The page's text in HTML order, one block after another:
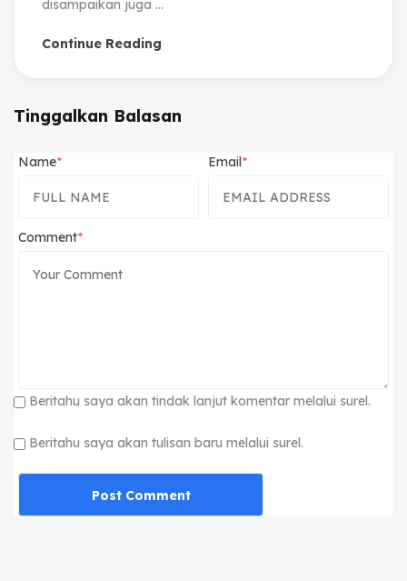
disampaikan juga ...
Continue Reading
Tinggalkan Balasan
Name Email
Comment
Beritahu saya akan tindak lanjut komentar melalui surel.
Beritahu saya akan tulisan baru melalui surel.